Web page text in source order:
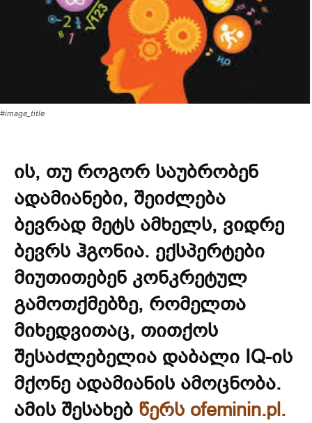
#image_title
ის, თუ როგორ საუბრობენ
ადამიანები, შეიძლება
ბევრად მეტს ამხელს, ვიდრე
ბევრს ჰგონია. ექსპერტები
მიუთითებენ კონკრეტულ
გამოთქმებზე, რომელთა
მიხედვითაც, თითქოს
შესაძლებელია დაბალი IQ-ის
მქონე ადამიანის ამოცნობა.
ამის შესახებ წერს ofeminin.pl.